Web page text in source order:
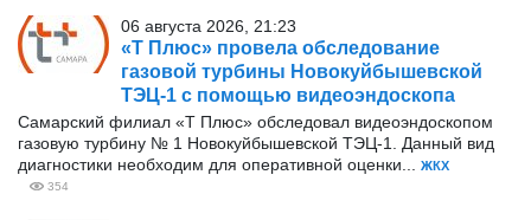
06 августа 2026, 21:23
«Т Плюс» провела обследование
газовой турбины Новокуйбышевской
ТЭЦ-1 с помощью видеоэндоскопа
Самарский филиал «Т Плюс» обследовал видеоэндоскопом
газовую турбину № 1 Новокуйбышевской ТЭЦ-1. Данный вид
диагностики необходим для оперативной оценки...
ЖКХ
354